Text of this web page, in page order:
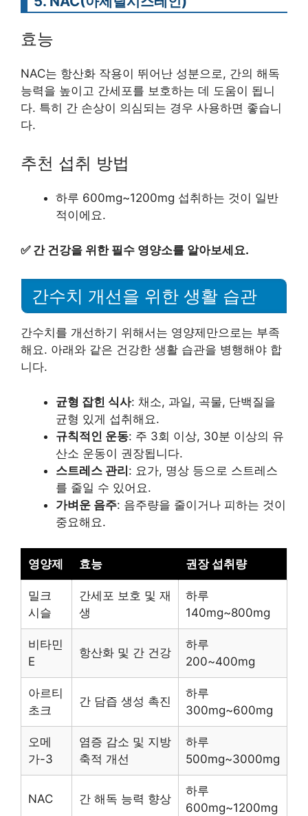
효능
NAC는 항산화 작용이 뛰어난 성분으로, 간의 해독
능력을 높이고 간세포를 보호하는 데 도움이 됩니
다. 특히 간 손상이 의심되는 경우 사용하면 좋습니
다.
추천 섭취 방법
하루 600mg~1200mg 섭취하는 것이 일반
적이에요.
✅ 간 건강을 위한 필수 영양소를 알아보세요.
간수치 개선을 위한 생활 습관
간수치를 개선하기 위해서는 영양제만으로는 부족
해요. 아래와 같은 건강한 생활 습관을 병행해야 합
니다.
균형 잡힌 식사: 채소, 과일, 곡물, 단백질을
균형 있게 섭취해요.
규칙적인 운동: 주 3회 이상, 30분 이상의 유
산소 운동이 권장됩니다.
스트레스 관리: 요가, 명상 등으로 스트레스
를 줄일 수 있어요.
가벼운 음주: 음주량을 줄이거나 피하는 것이
중요해요.
영양제 효능 권장 섭취량
밀크
시슬
간세포 보호 및 재
생
하루
140mg~800mg
비타민
E
항산화 및 간 건강
하루
200~400mg
아르티
초크
간 담즙 생성 촉진
하루
300mg~600mg
오메
가-3
염증 감소 및 지방
축적 개선
하루
500mg~3000mg
NAC 간 해독 능력 향상
하루
600mg~1200mg